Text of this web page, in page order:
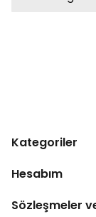
Kategoriler
Hesabım
Sözleşmeler